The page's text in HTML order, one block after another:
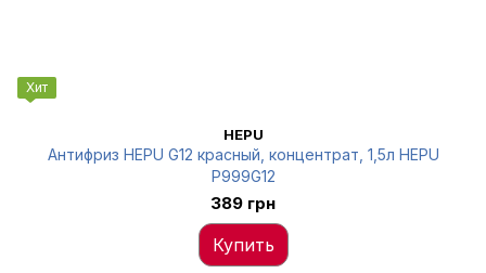
Хит
HEPU
Антифриз HEPU G12 красный, концентрат, 1,5л HEPU
P999G12
389 грн
Купить